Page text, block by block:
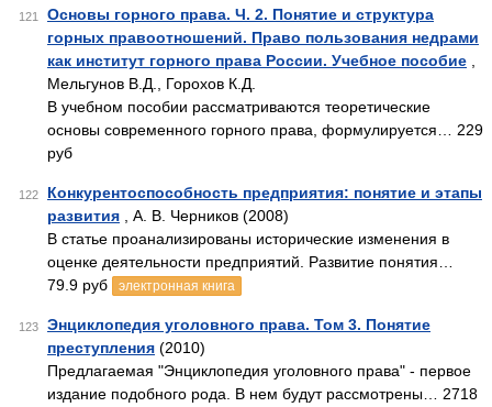
121
Основы горного права. Ч. 2. Понятие и структура
горных правоотношений. Право пользования недрами
как институт горного права России. Учебное пособие
Мельгунов В.Д., Горохов К.Д.
В учебном пособии рассматриваются теоретические
основы современного горного права, формулируется… 229
руб
122
Конкурентоспособность предприятия: понятие и этапы
развития , А. В. Черников (2008)
В статье проанализированы исторические изменения в
оценке деятельности предприятий. Развитие понятия…
79.9 руб
электронная книга
123
Энциклопедия уголовного права. Том 3. Понятие
преступления (2010)
Предлагаемая "Энциклопедия уголовного права" - первое
издание подобного рода. В нем будут рассмотрены… 2718